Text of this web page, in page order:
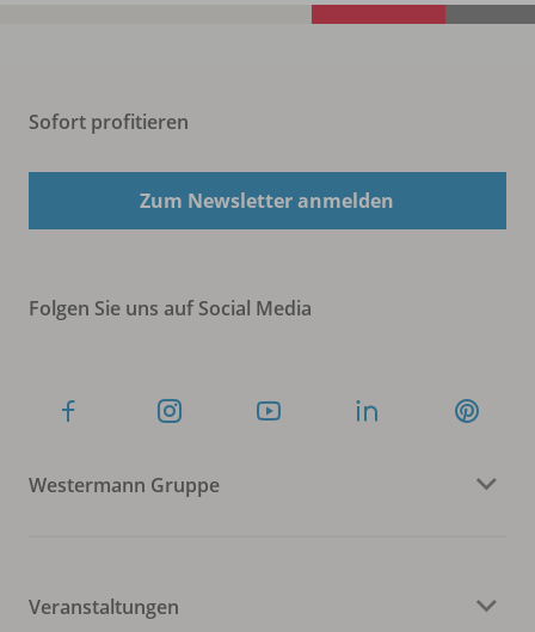
Sofort profitieren
Zum Newsletter anmelden
Folgen Sie uns auf Social Media
Westermann Gruppe
Veranstaltungen